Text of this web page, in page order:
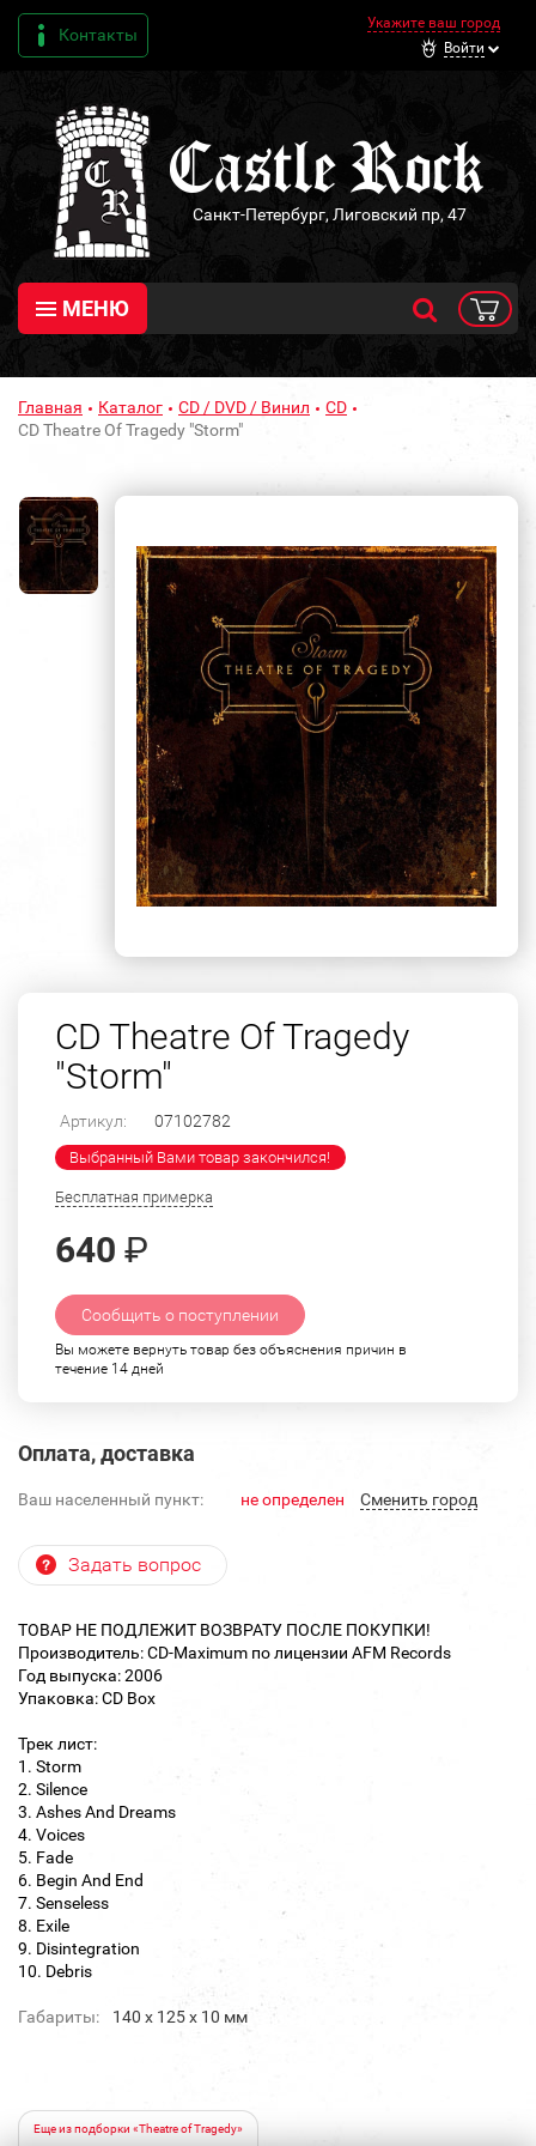
Контакты
Укажите ваш город
Войти
Санкт-Петербург, Лиговский пр, 47
МЕНЮ
Главная Каталог CD / DVD / Винил
CD
CD Theatre Of Tragedy "Storm"
CD Theatre Of Tragedy
"Storm"
Артикул: 07102782
Выбранный Вами товар закончился!
Бесплатная примерка
640 ₽
Сообщить о поступлении
Вы можете вернуть товар без объяснения причин в
течение 14 дней
Оплата, доставка
Ваш населенный пункт: не определен Cменить город
Задать вопрос
ТОВАР НЕ ПОДЛЕЖИТ ВОЗВРАТУ ПОСЛЕ ПОКУПКИ!
Производитель: CD-Maximum по лицензии AFM Records
Год выпуска: 2006
Упаковка: CD Box
Трек лист:
1. Storm
2. Silence
3. Ashes And Dreams
4. Voices
5. Fade
6. Begin And End
7. Senseless
8. Exile
9. Disintegration
10. Debris
Габариты: 140 х 125 х 10 мм
Еще из подборки «Theatre of Tragedy»